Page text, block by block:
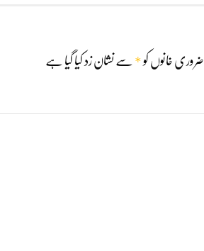
ضروری خانوں کو* سے نشان زد کیا گیا ہے